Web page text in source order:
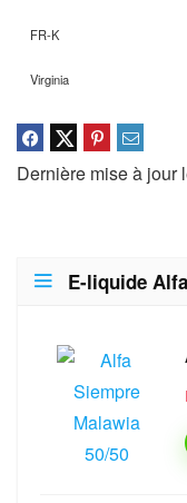
FR-K
Virginia
Dernière mise à jour
E-liquide